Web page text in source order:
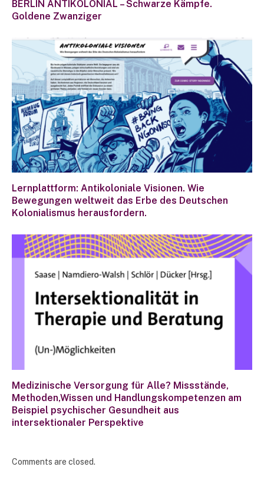
BERLIN ANTIKOLONIAL – Schwarze Kämpfe.
Goldene Zwanziger
Lernplattform: Antikoloniale Visionen. Wie
Bewegungen weltweit das Erbe des Deutschen
Kolonialismus herausfordern.
Medizinische Versorgung für Alle? Missstände,
Methoden,Wissen und Handlungskompetenzen am
Beispiel psychischer Gesundheit aus
intersektionaler Perspektive
Comments are closed.